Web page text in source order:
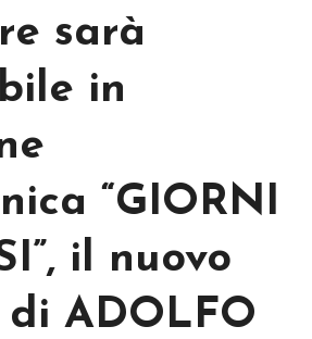
sarà
in
“GIORNI
il nuovo
ADOLFO